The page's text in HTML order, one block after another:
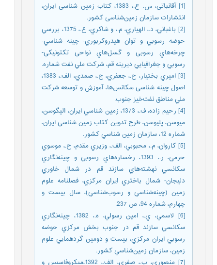
[1] آقانباتی، س. ع.، 1383، کتاب زمین شناسی ایران،
انتشارات سازمان زمین‌شناسی کشور.
[2] باغباني، د.، الهياري، م.، و شاكري، ع.، 1375، بررسي
حوضه رسوبي و توان هيدروكربوري- چينه شناسي-
چرخه‌هاي رسوبي و گسل‌هاي نواحي تكتونيكي-
رسوبي و جغرافيايي ديرينه قم، شركت ملي نفت شماره.
[3] اميري بختيار، ح.، جعفري، ج.، صمدي، الف.، 1383،
اصول چينه شناسي سكانس‌ها، آموزش و توسعه شركت
ملي مناطق نفت‌خيز جنوب.
[4] رحيم زاده، ف.، 1373، زمين شناسي ايران، اليگوسن،
ميوسن، پليوسن، طرح تدوين كتاب زمين شناسي ايران،
شماره 12، سازمان زمين شناسي كشور.
[5] كاروان، م.، محبوبي، الف.، وزيري مقدم، ح.، موسوي
حرمي، ر.، 1393، رخساره‌هاي رسوبي و چينه‌نگاري
سكانسي نهشته‌هاي سازند قم در شمال خاوري
دليجان- شمال باختري ايران مركزي، فصلنامه علوم
زمين (چينه‌شناسي و رسوب‌شناسي)، سال بيست و
چهارم، شماره 94، ص 237.
[6] لاسمي، ي.، امين رسولي، ه.، 1382، چينه‌نگاري
سكانسي سازند قم در جنوب بخش مركزي حوضه
رسوبي ايران مركزي، بيست و دومين گردهمايي علوم
زمين، سازمان زمين‌شناسي كشور.
[7] منصوري، پ.، صفري، الف.، 1392،ميکروفاسيس و